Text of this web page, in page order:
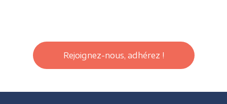
Rejoignez-nous, adhérez !